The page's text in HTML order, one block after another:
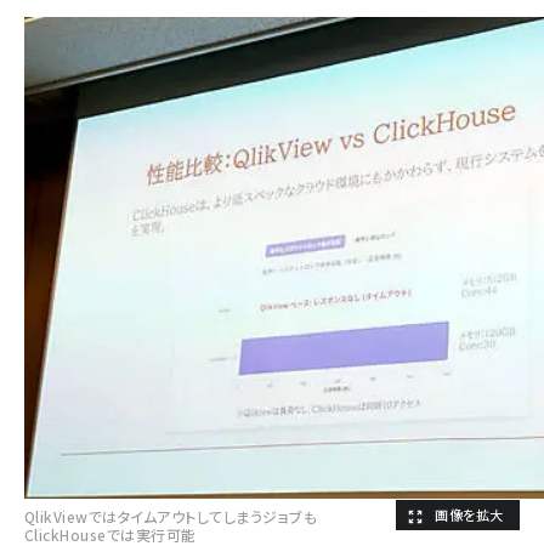
QlikViewではタイムアウトしてしまうジョブも
ClickHouseでは実行可能